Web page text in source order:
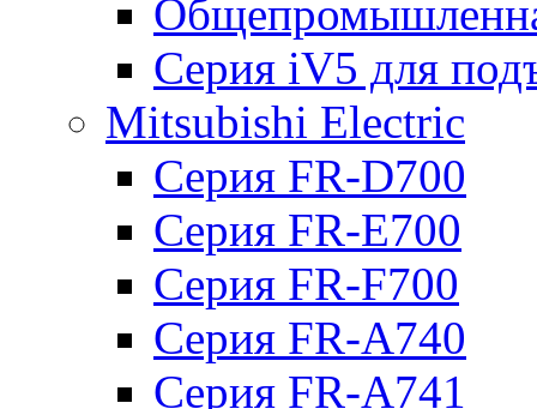
Серия iV5 для
Mitsubishi Electric
Серия FR-D700
Серия FR-E700
Серия FR-F700
Серия FR-А740
Серия FR-А741